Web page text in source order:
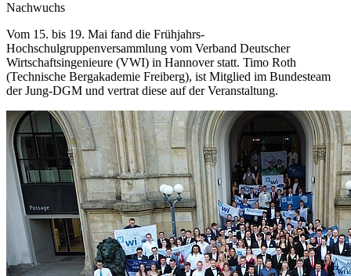
Nachwuchs
Vom 15. bis 19. Mai fand die Frühjahrs-
Hochschulgruppenversammlung vom Verband Deutscher
Wirtschaftsingenieure (VWI) in Hannover statt. Timo Roth
(Technische Bergakademie Freiberg), ist Mitglied im Bundesteam
der Jung-DGM und vertrat diese auf der Veranstaltung.